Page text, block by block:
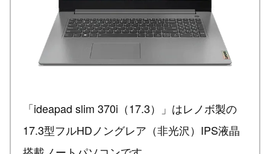
「ideapad slim 370i（17.3）」はレノボ製の
17.3型フルHDノングレア（非光沢）IPS液晶